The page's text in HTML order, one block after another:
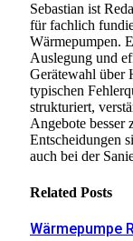
Sebastian ist
für fachlich
Wärmepumpen.
Auslegung und
Gerätewahl über
typischen
strukturiert,
Angebote besser
Entscheidungen
auch bei der
Related Posts
Wärmepumpe